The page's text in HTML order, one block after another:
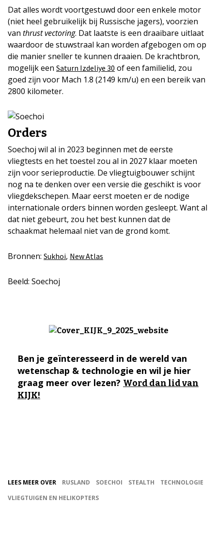
Dat alles wordt voortgestuwd door een enkele motor
(niet heel gebruikelijk bij Russische jagers), voorzien
van thrust vectoring. Dat laatste is een draaibare uitlaat
waardoor de stuwstraal kan worden afgebogen om op
die manier sneller te kunnen draaien. De krachtbron,
mogelijk een Saturn Izdeliye 30 of een familielid, zou
goed zijn voor Mach 1.8 (2149 km/u) en een bereik van
2800 kilometer.
Orders
Soechoj wil al in 2023 beginnen met de eerste
vliegtests en het toestel zou al in 2027 klaar moeten
zijn voor serieproductie. De vliegtuigbouwer schijnt
nog na te denken over een versie die geschikt is voor
vliegdekschepen. Maar eerst moeten er de nodige
internationale orders binnen worden gesleept. Want al
dat niet gebeurt, zou het best kunnen dat de
schaakmat helemaal niet van de grond komt.
Bronnen: Sukhoi, New Atlas
Beeld: Soechoj
Ben je geïnteresseerd in de wereld van
wetenschap & technologie en wil je hier
graag meer over lezen? Word dan lid van
KIJK!
LEES MEER OVER RUSLAND SOECHOI STEALTH
TECHNOLOGIE
VLIEGTUIGEN EN HELIKOPTERS